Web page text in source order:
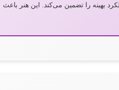
بهینه را تضمین می‌کند. این هنر باعث